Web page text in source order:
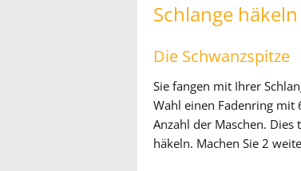
Schlange häkeln
Die Schwanzspitze
Sie fangen mit Ihrer
Wahl einen Fadenring mit
Anzahl der Maschen. Dies
häkeln. Machen Sie 2